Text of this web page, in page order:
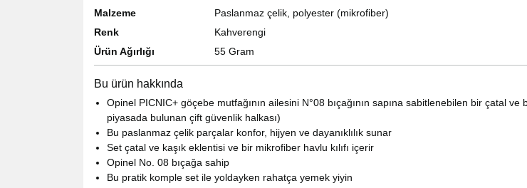
Malzeme
Paslanmaz çelik, polyester (mikrofiber)
Renk
Kahverengi
Ürün Ağırlığı
55 Gram
Bu ürün hakkında
Opinel PICNIC+ göçebe mutfağının ailesini N°08 bıçağının sapına sabitlenebilen bir çatal
piyasada bulunan çift güvenlik halkası)
Bu paslanmaz çelik parçalar konfor, hijyen ve dayanıklılık sunar
Set çatal ve kaşık eklentisi ve bir mikrofiber havlu kılıfı içerir
Opinel No. 08 bıçağa sahip
Bu pratik komple set ile yoldayken rahatça yemek yiyin